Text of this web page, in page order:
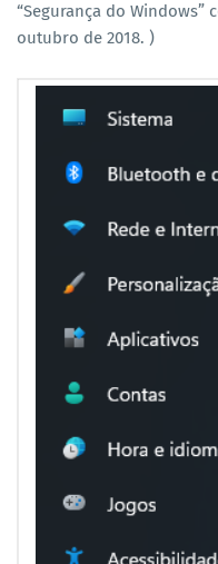
“Segurança do
outubro de 2018. )